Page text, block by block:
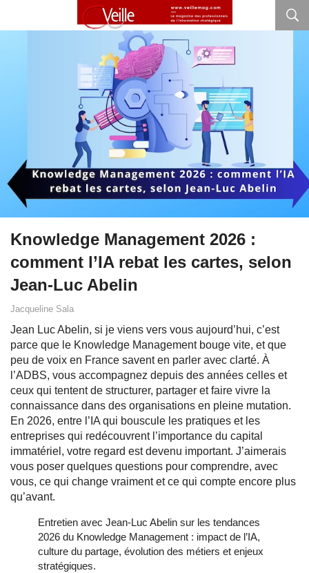
Knowledge Management 2026 :
comment l’IA rebat les cartes, selon
Jean‑Luc Abelin
Jacqueline Sala
Jean Luc Abelin, si je viens vers vous aujourd’hui, c’est
parce que le Knowledge Management bouge vite, et que
peu de voix en France savent en parler avec clarté. À
l’ADBS, vous accompagnez depuis des années celles et
ceux qui tentent de structurer, partager et faire vivre la
connaissance dans des organisations en pleine mutation.
En 2026, entre l’IA qui bouscule les pratiques et les
entreprises qui redécouvrent l’importance du capital
immatériel, votre regard est devenu important. J’aimerais
vous poser quelques questions pour comprendre, avec
vous, ce qui change vraiment et ce qui compte encore plus
qu’avant.
Entretien avec Jean‑Luc Abelin sur les tendances
2026 du Knowledge Management : impact de l’IA,
culture du partage, évolution des métiers et enjeux
stratégiques.